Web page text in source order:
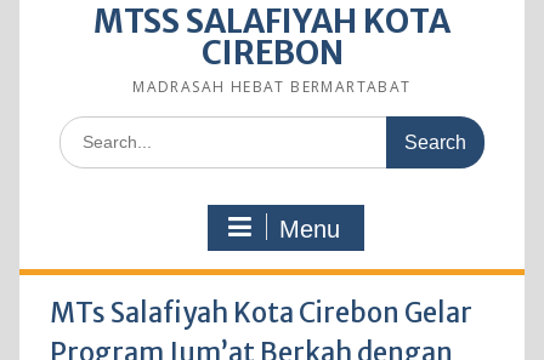
MTSS SALAFIYAH KOTA
CIREBON
MADRASAH HEBAT BERMARTABAT
Search
for:
Menu
MTs Salafiyah Kota Cirebon Gelar
Program Jum’at Berkah dengan